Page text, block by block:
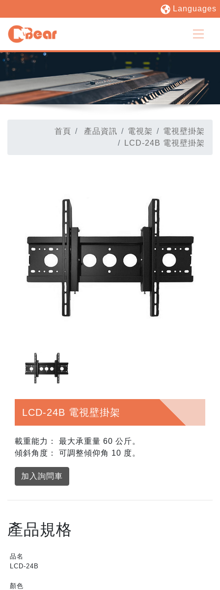
Languages
首頁 產品資訊 電視架
電視壁掛架
LCD-24B 電視壁掛架
LCD-24B 電視壁掛架
載重能力： 最大承重量 60 公斤。
傾斜角度： 可調整傾仰角 10 度。
加入詢問車
產品規格
品名
LCD-24B
顏色